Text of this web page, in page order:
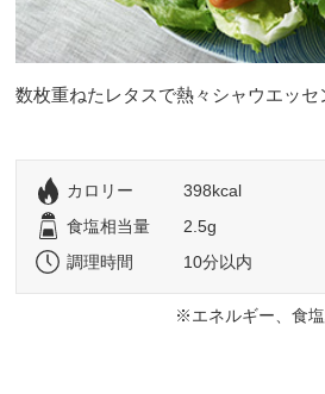
数枚重ねたレタスで熱々シャウエッセ
カロリー
398kcal
食塩相当量
2.5g
調理時間
10分以内
エネルギー、食